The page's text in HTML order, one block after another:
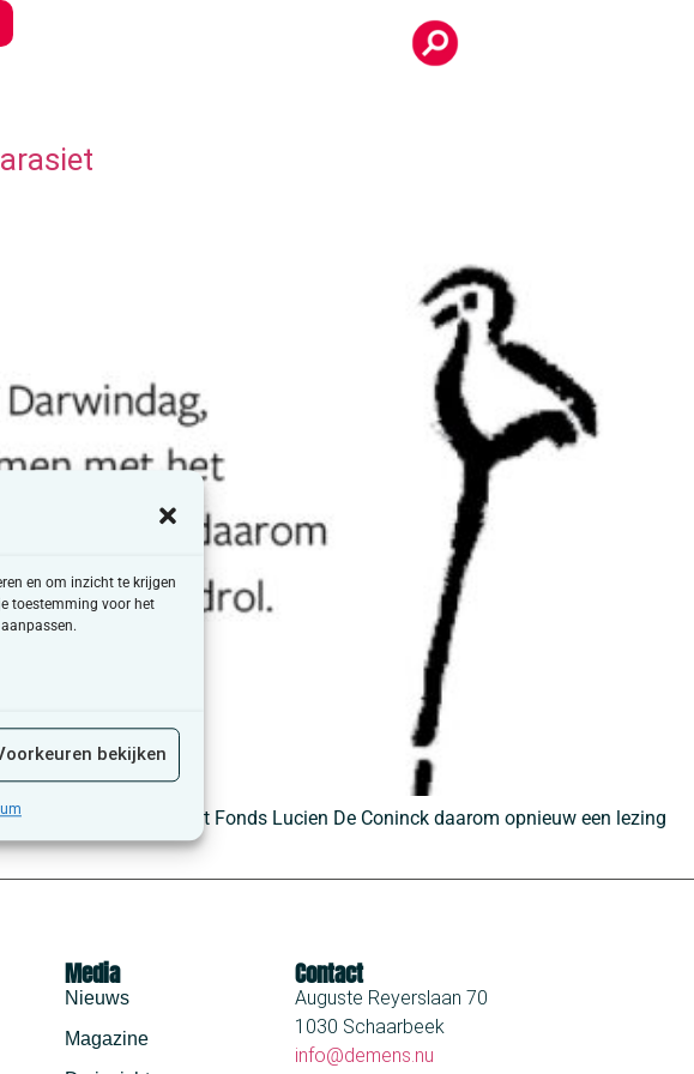
en om inzicht te krijgen
toestemming voor het
bekijken
organiseert het Fonds Lucien De Coninck daarom opnieuw een lezing
Media
Nieuws
Magazine
Contact
Auguste Reyerslaan 70
1030 Schaarbeek
info@demens.nu